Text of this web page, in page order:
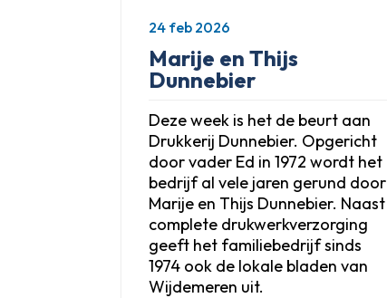
Marije en Thijs
Dunnebier
Deze week is het de beurt aan
Drukkerij Dunnebier. Opgericht
door vader Ed in 1972 wordt het
bedrijf al vele jaren gerund door
Marije en Thijs Dunnebier. Naast
complete drukwerkverzorging
geeft het familiebedrijf sinds
1974 ook de lokale bladen van
Wijdemeren uit.
24 feb 2026